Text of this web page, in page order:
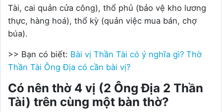
Tài, cai quản cửa công), thổ phủ (bảo vệ kho lương
thực, hàng hoá), thổ kỳ (quản việc mua bán, chợ
búa).
>> Bạn có biết: Bài vị Thần Tài có ý nghĩa gì? Thờ
Thần Tài Ông Địa có cần bài vị?
Có nên thờ 4 vị (2 Ông Địa 2 Thần
Tài) trên cùng một bàn thờ?